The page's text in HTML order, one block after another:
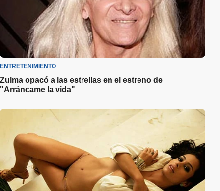
ENTRETENIMIENTO
Zulma opacó a las estrellas en el estreno de
"Arráncame la vida"